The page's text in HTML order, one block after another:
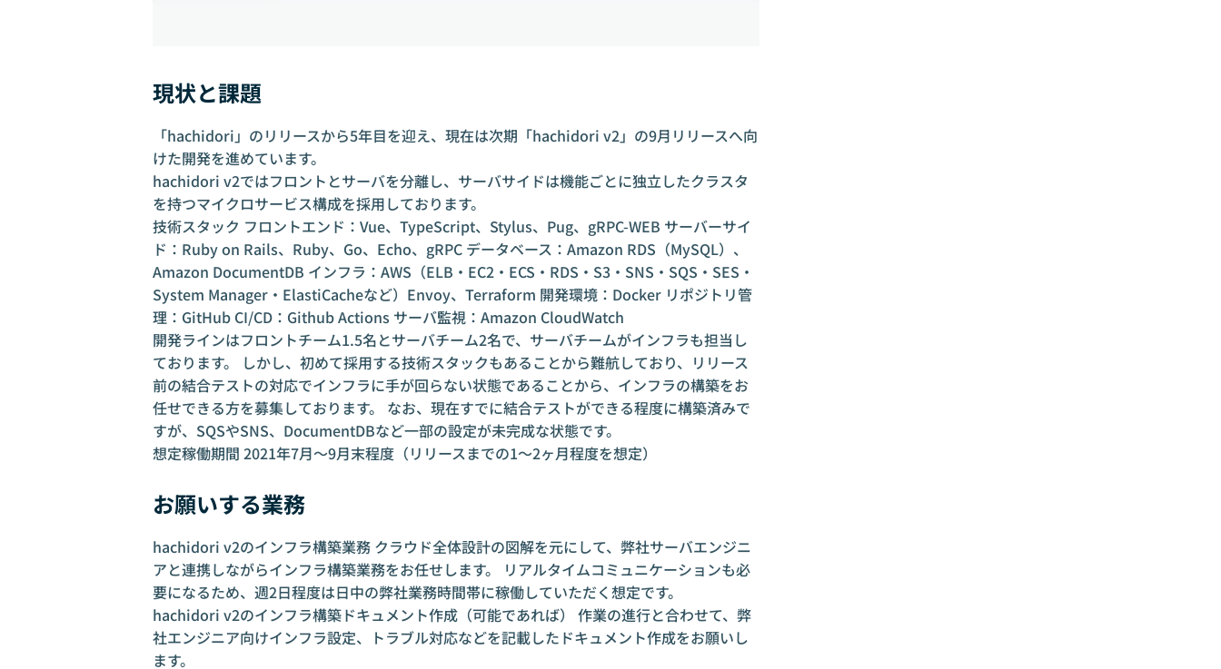
現状と課題
「hachidori」のリリースから5年目を迎え、現在は次期「hachidori v2」の9月リリースへ向
けた開発を進めています。
hachidori v2ではフロントとサーバを分離し、サーバサイドは機能ごとに独立したクラスタ
を持つマイクロサービス構成を採用しております。
技術スタック フロントエンド：Vue、TypeScript、Stylus、Pug、gRPC-WEB サーバーサイ
ド：Ruby on Rails、Ruby、Go、Echo、gRPC データベース：Amazon RDS（MySQL）、
Amazon DocumentDB インフラ：AWS（ELB・EC2・ECS・RDS・S3・SNS・SQS・SES・
System Manager・ElastiCacheなど）Envoy、Terraform 開発環境：Docker リポジトリ管
理：GitHub CI/CD：Github Actions サーバ監視：Amazon CloudWatch
開発ラインはフロントチーム1.5名とサーバチーム2名で、サーバチームがインフラも担当し
ております。 しかし、初めて採用する技術スタックもあることから難航しており、リリース
前の結合テストの対応でインフラに手が回らない状態であることから、インフラの構築をお
任せできる方を募集しております。 なお、現在すでに結合テストができる程度に構築済みで
すが、SQSやSNS、DocumentDBなど一部の設定が未完成な状態です。
想定稼働期間 2021年7月〜9月末程度（リリースまでの1〜2ヶ月程度を想定）
お願いする業務
hachidori v2のインフラ構築業務 クラウド全体設計の図解を元にして、弊社サーバエンジニ
アと連携しながらインフラ構築業務をお任せします。 リアルタイムコミュニケーションも必
要になるため、週2日程度は日中の弊社業務時間帯に稼働していただく想定です。
hachidori v2のインフラ構築ドキュメント作成（可能であれば） 作業の進行と合わせて、弊
社エンジニア向けインフラ設定、トラブル対応などを記載したドキュメント作成をお願いし
ます。